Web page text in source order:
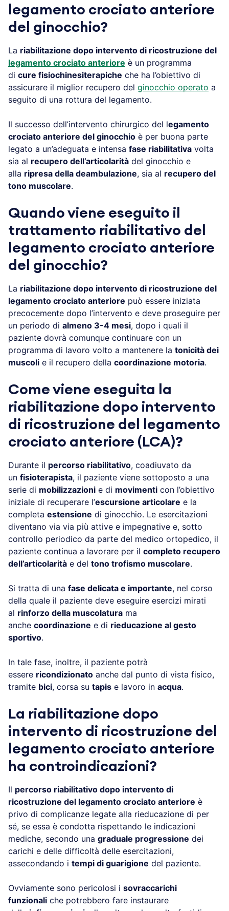
legamento crociato anteriore
del ginocchio?
La riabilitazione dopo intervento di ricostruzione del
legamento crociato anteriore è un programma
di cure fisiochinesiterapiche che ha l’obiettivo di
assicurare il miglior recupero del ginocchio operato a
seguito di una rottura del legamento.
Il successo dell’intervento chirurgico del legamento
crociato anteriore del ginocchio è per buona parte
legato a un’adeguata e intensa fase riabilitativa volta
sia al recupero dell’articolarità del ginocchio e
alla ripresa della deambulazione, sia al recupero del
tono muscolare.
Quando viene eseguito il
trattamento riabilitativo del
legamento crociato anteriore
del ginocchio?
La riabilitazione dopo intervento di ricostruzione del
legamento crociato anteriore può essere iniziata
precocemente dopo l’intervento e deve proseguire per
un periodo di almeno 3-4 mesi, dopo i quali il
paziente dovrà comunque continuare con un
programma di lavoro volto a mantenere la tonicità dei
muscoli e il recupero della coordinazione motoria.
Come viene eseguita la
riabilitazione dopo intervento
di ricostruzione del legamento
crociato anteriore (LCA)?
Durante il percorso riabilitativo, coadiuvato da
un fisioterapista, il paziente viene sottoposto a una
serie di mobilizzazioni e di movimenti con l’obiettivo
iniziale di recuperare l’escursione articolare e la
completa estensione di ginocchio. Le esercitazioni
diventano via via più attive e impegnative e, sotto
controllo periodico da parte del medico ortopedico, il
paziente continua a lavorare per il completo recupero
dell’articolarità e del tono trofismo muscolare.
Si tratta di una fase delicata e importante, nel corso
della quale il paziente deve eseguire esercizi mirati
al rinforzo della muscolatura ma
anche coordinazione e di rieducazione al gesto
sportivo.
In tale fase, inoltre, il paziente potrà
essere ricondizionato anche dal punto di vista fisico,
tramite bici, corsa su tapis e lavoro in acqua.
La riabilitazione dopo
intervento di ricostruzione del
legamento crociato anteriore
ha controindicazioni?
Il percorso riabilitativo dopo intervento di
ricostruzione del legamento crociato anteriore è
privo di complicanze legate alla rieducazione di per
sé, se essa è condotta rispettando le indicazioni
mediche, secondo una graduale progressione dei
carichi e delle difficoltà delle esercitazioni,
assecondando i tempi di guarigione del paziente.
Ovviamente sono pericolosi i sovraccarichi
funzionali che potrebbero fare instaurare